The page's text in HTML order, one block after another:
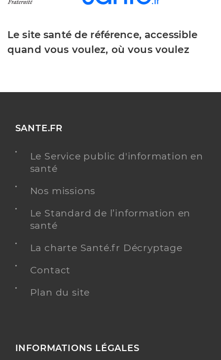
Le site santé de référence, accessible
quand vous voulez, où vous voulez
SANTE.FR
Le Service public d'information en
santé
Nos missions
Le Standard de l’information en
santé
La charte Santé.fr Décryptage
Contact
Plan du site
INFORMATIONS LÉGALES